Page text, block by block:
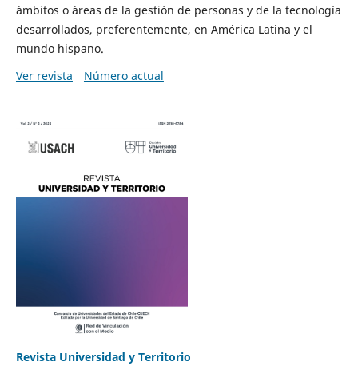
ámbitos o áreas de la gestión de personas y de la tecnología
desarrollados, preferentemente, en América Latina y el
mundo hispano.
Ver revista
Número actual
Revista Universidad y Territorio